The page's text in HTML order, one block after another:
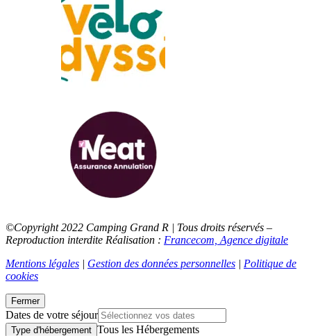
©Copyright 2022 Camping Grand R | Tous droits réservés –
Reproduction interdite Réalisation : Francecom, Agence digitale
Mentions légales | Gestion des données personnelles | Politique de
cookies
Fermer
Dates de votre séjour
Type d'hébergement Tous les Hébergements